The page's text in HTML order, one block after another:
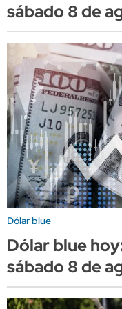
sábado 8 de
Dólar blue
Dólar blue
sábado 8 de